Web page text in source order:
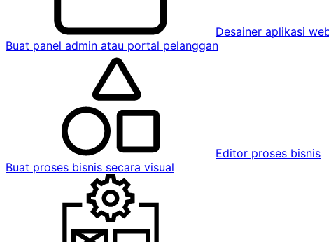
Desainer aplikasi
Buat panel admin atau portal pelanggan
Editor proses bisnis
Buat proses bisnis secara visual